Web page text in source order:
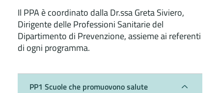
Il PPA è coordinato dalla Dr.ssa Greta Siviero,
Dirigente delle Professioni Sanitarie del
Dipartimento di Prevenzione, assieme ai referenti
di ogni programma.
PP1 Scuole che promuovono salute